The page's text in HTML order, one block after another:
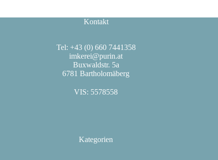
Kontakt
Tel: +43 (0) 660 7441358
imkerei@purin.at
Buxwaldstr. 5a
6781 Bartholomäberg
VIS: 5578558
Kategorien